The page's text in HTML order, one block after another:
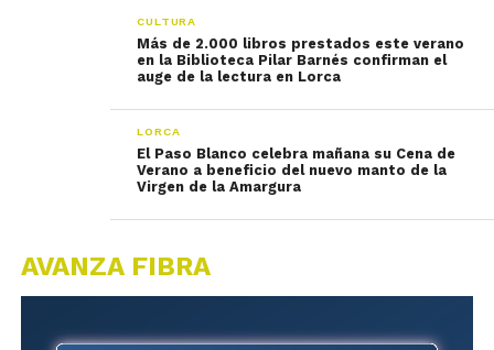
CULTURA
Más de 2.000 libros prestados este verano
en la Biblioteca Pilar Barnés confirman el
auge de la lectura en Lorca
LORCA
El Paso Blanco celebra mañana su Cena de
Verano a beneficio del nuevo manto de la
Virgen de la Amargura
AVANZA FIBRA